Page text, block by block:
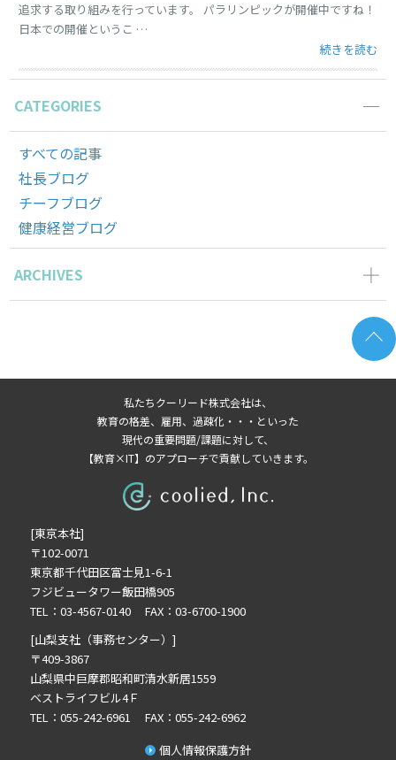
追求する取り組みを行っています。 パラリンピックが開催中ですね！
日本での開催というこ …
“パラリンピ
続きを読む
CATEGORIES
すべての記事
社長ブログ
チーフブログ
健康経営ブログ
ARCHIVES
2026年2月の記事一覧(3)
2026年1月の記事一覧(3)
2025年11月の記事一覧(2)
2025年10月の記事一覧(1)
2025年9月の記事一覧(1)
2025年8月の記事一覧(2)
2025年7月の記事一覧(3)
2025年6月の記事一覧(3)
2025年4月の記事一覧(1)
2025年3月の記事一覧(1)
2025年2月の記事一覧(1)
2024年12月の記事一覧(1)
2024年10月の記事一覧(2)
私たちクーリード株式会社は、
教育の格差、雇用、過疎化・・・といった
現代の重要問題/課題に対して、
【教育×IT】のアプローチで貢献していきます。
[東京本社]
〒102-0071
東京都千代田区富士見1-6-1
フジビュータワー飯田橋905
TEL：03-4567-0140 FAX：03-6700-1900
[山梨支社（事務センター）]
〒409-3867
山梨県中巨摩郡昭和町清水新居1559
ベストライフビル4Ｆ
TEL：055-242-6961 FAX：055-242-6962
個人情報保護方針